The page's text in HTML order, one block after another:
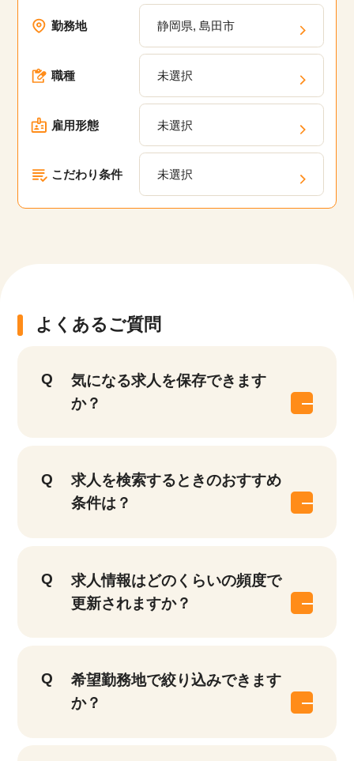
勤務地 静岡県, 島田市
職種 未選択
雇用形態 未選択
こだわり条件 未選択
よくあるご質問
気になる求人を保存できます
か？
求人を検索するときのおすすめ
条件は？
求人情報はどのくらいの頻度で
更新されますか？
希望勤務地で絞り込みできます
か？